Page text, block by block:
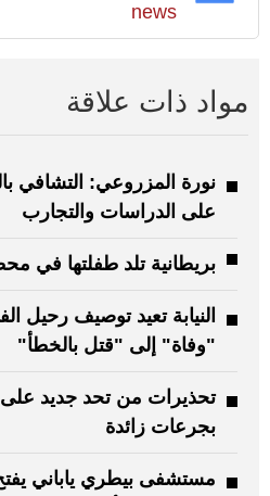
news
مواد ذات علاقة
نورة المزروعي: التشافي
على الدراسات والتجارب
بريطانية تلد طفلتها في
النيابة تعيد توصيف رحيل
"وفاة" إلى "قتل بالخطأ"
تحذيرات من تحد جديد على
بجرعات زائدة
مستشفى بيطري ياباني يفتح